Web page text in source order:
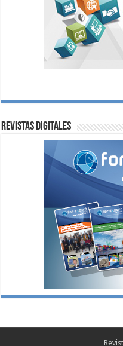
Revistas digitales